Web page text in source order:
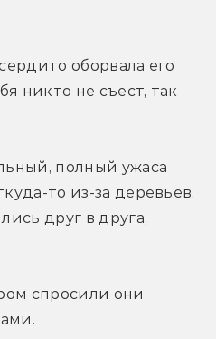
оборвала его
никто не съест, так
полный ужаса
то из-за деревьев.
друг в друга,
спросили они